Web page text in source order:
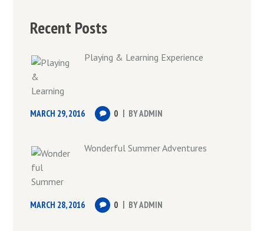
Recent Posts
Playing & Learning Experience
MARCH 29, 2016 0 BYADMIN
Wonderful Summer Adventures
MARCH 28, 2016 0 BYADMIN